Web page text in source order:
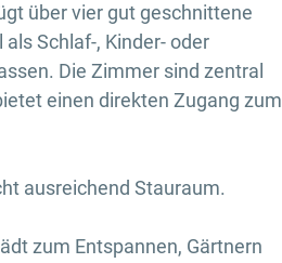
über vier gut geschnittene
Schlaf-, Kinder- oder
Die Zimmer sind zentral
einen direkten Zugang zum
ausreichend Stauraum.
zum Entspannen, Gärtnern